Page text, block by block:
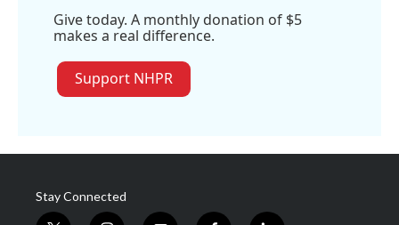
Give today. A monthly donation of $5
makes a real difference.
Support NHPR
Stay Connected